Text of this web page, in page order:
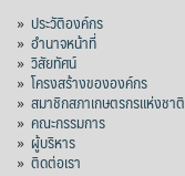
» ประวัติองค์กร
» อำนาจหน้าที่
» วิสัยทัศน์
» โครงสร้างขององค์กร
» สมาชิกสภาเกษตรกรแห่งชาติ
» คณะกรรมการ
» ผู้บริหาร
» ติดต่อเรา